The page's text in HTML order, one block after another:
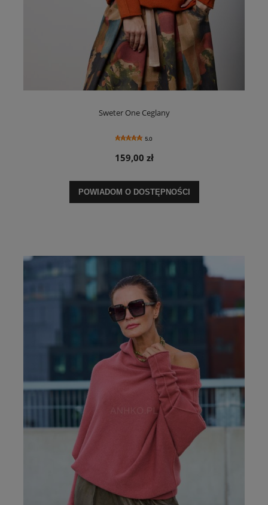
Sweter One Ceglany
5.0
159,00 zł
POWIADOM O DOSTĘPNOŚCI